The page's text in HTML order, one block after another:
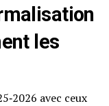
les
avec ceux